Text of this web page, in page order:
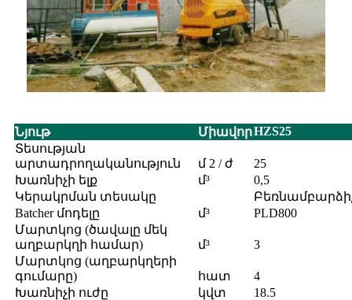
Նյութ ՄիավորHZS25
Տեսության
արտադրողականություն
մ 2 / ժ
25
Խառնիչի ելք
մ³
0,5
Կերակրման տեսակը
Batcher մոդելը
մ³
PLD800
Մարտկոց (ծավալը մեկ
աղբարկղի համար)
մ³
3
Մարտկոց (աղբարկղերի
գումարը)
հատ
4
Խառնիչի ուժը
կվտ
18.5